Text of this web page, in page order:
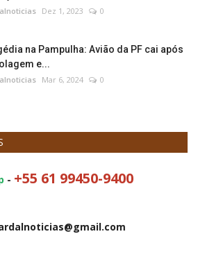
Dez 1, 2023 0
na Pampulha: Avião da PF cai após
e...
Mar 6, 2024 0
- +55 61 99450-9400